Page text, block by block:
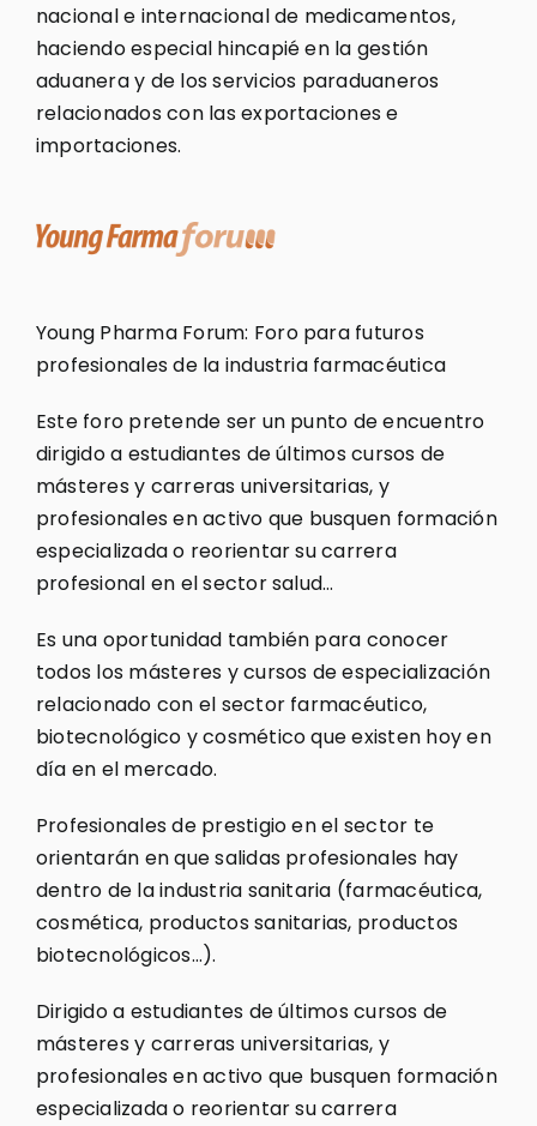
nacional e internacional de medicamentos,
haciendo especial hincapié en la gestión
aduanera y de los servicios paraduaneros
relacionados con las exportaciones e
importaciones.
Young Pharma Forum: Foro para futuros
profesionales de la industria farmacéutica
Este foro pretende ser un punto de encuentro
dirigido a estudiantes de últimos cursos de
másteres y carreras universitarias, y
profesionales en activo que busquen formación
especializada o reorientar su carrera
profesional en el sector salud…
Es una oportunidad también para conocer
todos los másteres y cursos de especialización
relacionado con el sector farmacéutico,
biotecnológico y cosmético que existen hoy en
día en el mercado.
Profesionales de prestigio en el sector te
orientarán en que salidas profesionales hay
dentro de la industria sanitaria (farmacéutica,
cosmética, productos sanitarias, productos
biotecnológicos…).
Dirigido a estudiantes de últimos cursos de
másteres y carreras universitarias, y
profesionales en activo que busquen formación
especializada o reorientar su carrera